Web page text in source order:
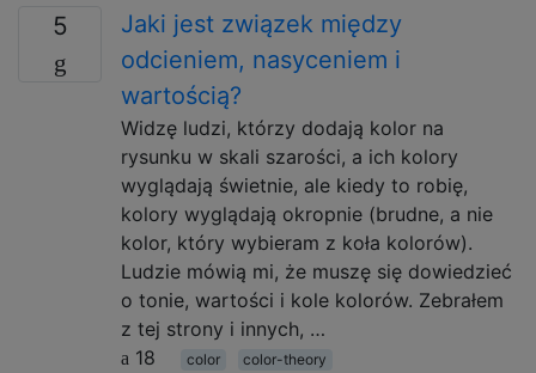
5
Jaki jest związek między
odcieniem, nasyceniem i
wartością?
Widzę ludzi, którzy dodają kolor na
rysunku w skali szarości, a ich kolory
wyglądają świetnie, ale kiedy to robię,
kolory wyglądają okropnie (brudne, a nie
kolor, który wybieram z koła kolorów).
Ludzie mówią mi, że muszę się dowiedzieć
o tonie, wartości i kole kolorów. Zebrałem
z tej strony i innych, …
18
color color-theory